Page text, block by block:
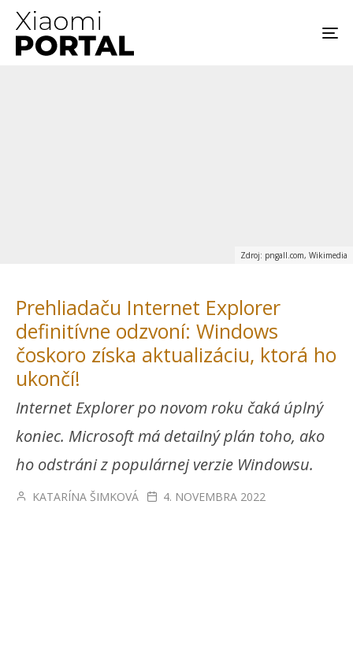
Zdroj: pngall.com, Wikimedia
Prehliadaču Internet Explorer
definitívne odzvoní: Windows
čoskoro získa aktualizáciu, ktorá ho
ukončí!
Internet Explorer po novom roku čaká úplný
koniec. Microsoft má detailný plán toho, ako
ho odstráni z populárnej verzie Windowsu.
KATARÍNA ŠIMKOVÁ 4. NOVEMBRA 2022